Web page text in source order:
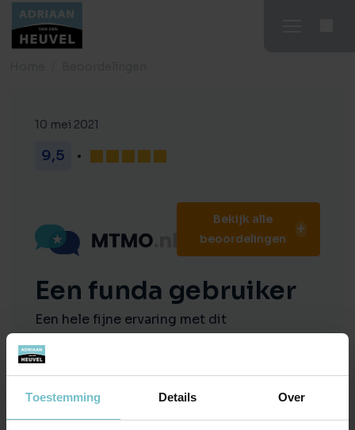
Toestemming Details Over
10 mei 2021
9,5
Bekijk alle
beoordelingen
Een funda gebruiker
Een hele fijne ervaring met dit
makelaarskantoor! Altijd netjes te woord
gestaan bij vragen etc. Kortom een